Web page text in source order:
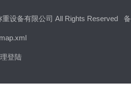
设备有限公司 All Rights Reserved
登陆